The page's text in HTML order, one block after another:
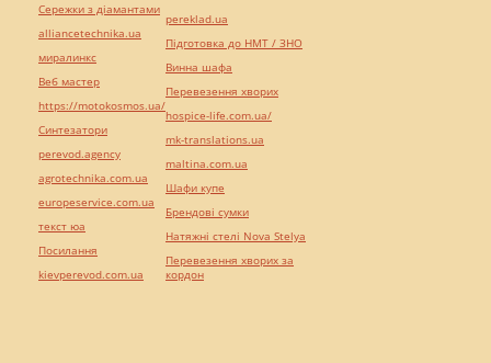
Сережки з діамантами
alliancetechnika.ua
миралинкс
Веб мастер
https://motokosmos.ua/
Синтезатори
perevod.agency
agrotechnika.com.ua
europeservice.com.ua
текст юа
Посилання
kievperevod.com.ua
pereklad.ua
Підготовка до НМТ / ЗНО
Винна шафа
Перевезення хворих
hospice-life.com.ua/
mk-translations.ua
maltina.com.ua
Шафи купе
Брендові сумки
Натяжні стелі Nova Stelya
Перевезення хворих за
кордон